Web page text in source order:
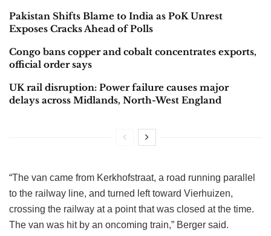
Pakistan Shifts Blame to India as PoK Unrest
Exposes Cracks Ahead of Polls
Congo bans copper and cobalt concentrates exports,
official order says
UK rail disruption: Power failure causes major
delays across Midlands, North-West England
“The van came from Kerkhofstraat, a road running parallel
to the railway line, and turned left toward Vierhuizen,
crossing the railway at a point that was closed at the time.
The van was hit by an oncoming train,” Berger said.